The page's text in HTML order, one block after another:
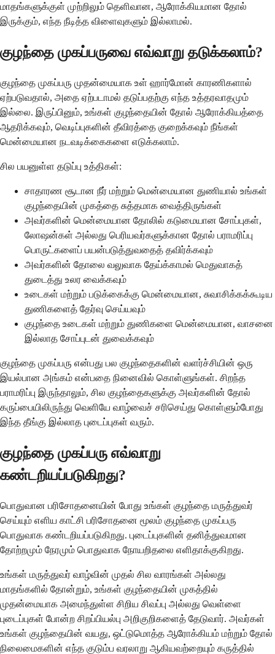
மாதங்களுக்குள் முற்றிலும் தெளிவான, ஆரோக்கியமான தோல்
இருக்கும், எந்த நீடித்த விளைவுகளும் இல்லாமல்.
குழந்தை முகப்பருவை எவ்வாறு தடுக்கலாம்?
குழந்தை முகப்பரு முதன்மையாக உள் ஹார்மோன் காரணிகளால்
ஏற்படுவதால், அதை ஏற்படாமல் தடுப்பதற்கு எந்த உத்தரவாதமும்
இல்லை. இருப்பினும், உங்கள் குழந்தையின் தோல் ஆரோக்கியத்தை
ஆதரிக்கவும், வெடிப்புகளின் தீவிரத்தை குறைக்கவும் நீங்கள்
மென்மையான நடவடிக்கைகளை எடுக்கலாம்.
சில பயனுள்ள தடுப்பு உத்திகள்:
சாதாரண சூடான நீர் மற்றும் மென்மையான துணியால் உங்கள்
குழந்தையின் முகத்தை சுத்தமாக வைத்திருங்கள்
அவர்களின் மென்மையான தோலில் கடுமையான சோப்புகள்,
லோஷன்கள் அல்லது பெரியவர்களுக்கான தோல் பராமரிப்பு
பொருட்களைப் பயன்படுத்துவதைத் தவிர்க்கவும்
அவர்களின் தோலை வலுவாக தேய்க்காமல் மெதுவாகத்
துடைத்து உலர வைக்கவும்
உடைகள் மற்றும் படுக்கைக்கு மென்மையான, சுவாசிக்கக்கூடிய
துணிகளைத் தேர்வு செய்யவும்
குழந்தை உடைகள் மற்றும் துணிகளை மென்மையான, வாசனை
இல்லாத சோப்புடன் துவைக்கவும்
குழந்தை முகப்பரு என்பது பல குழந்தைகளின் வளர்ச்சியின் ஒரு
இயல்பான அங்கம் என்பதை நினைவில் கொள்ளுங்கள். சிறந்த
பராமரிப்பு இருந்தாலும், சில குழந்தைகளுக்கு அவர்களின் தோல்
கருப்பையிலிருந்து வெளியே வாழ்வைச் சரிசெய்து கொள்ளும்போது
இந்த தீங்கு இல்லாத புடைப்புகள் வரும்.
குழந்தை முகப்பரு எவ்வாறு
கண்டறியப்படுகிறது?
பொதுவான பரிசோதனையின் போது உங்கள் குழந்தை மருத்துவர்
செய்யும் எளிய காட்சி பரிசோதனை மூலம் குழந்தை முகப்பரு
பொதுவாக கண்டறியப்படுகிறது. புடைப்புகளின் தனித்துவமான
தோற்றமும் நேரமும் பொதுவாக நோயறிதலை எளிதாக்குகிறது.
உங்கள் மருத்துவர் வாழ்வின் முதல் சில வாரங்கள் அல்லது
மாதங்களில் தோன்றும், உங்கள் குழந்தையின் முகத்தில்
முதன்மையாக அமைந்துள்ள சிறிய சிவப்பு அல்லது வெள்ளை
புடைப்புகள் போன்ற சிறப்பியல்பு அறிகுறிகளைத் தேடுவார். அவர்கள்
உங்கள் குழந்தையின் வயது, ஒட்டுமொத்த ஆரோக்கியம் மற்றும் தோல்
நிலைமைகளின் எந்த குடும்ப வரலாறு ஆகியவற்றையும் கருத்தில்